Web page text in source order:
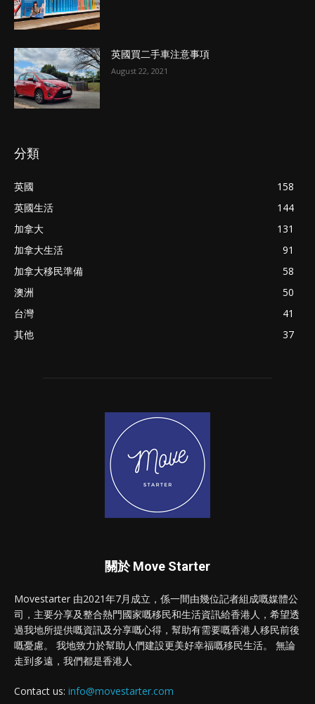
英國買二手車注意事項
August 22, 2021
分類
英國
158
英國生活
144
加拿大
131
加拿大生活
91
加拿大移民準備
58
澳洲
50
台灣
41
其他
37
關於 Move Starter
Movestarter 由2021年7月成立，係一間由幾位記者組成嘅媒體公
司，主要分享及整合熱門國家嘅移民和生活資訊給香港人，希望透
過我地所提供嘅資訊及分享嘅心得，幫助有需要嘅香港人移民前後
嘅憂慮。 我地致力於幫助人們建設更美好幸福嘅移民生活。 無論
走到多遠，我們都是香港人
Contact us: info@movestarter.com